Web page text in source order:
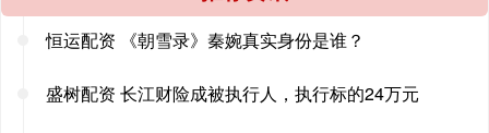
恒运配资 《朝雪录》秦婉真实身份是谁？
盛树配资 长江财险成被执行人，执行标的24万元